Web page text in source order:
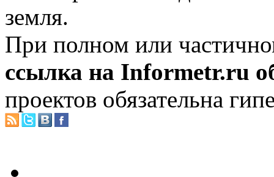
земля.
При полном или
ссылка на Informetr.ru
проектов обязательна